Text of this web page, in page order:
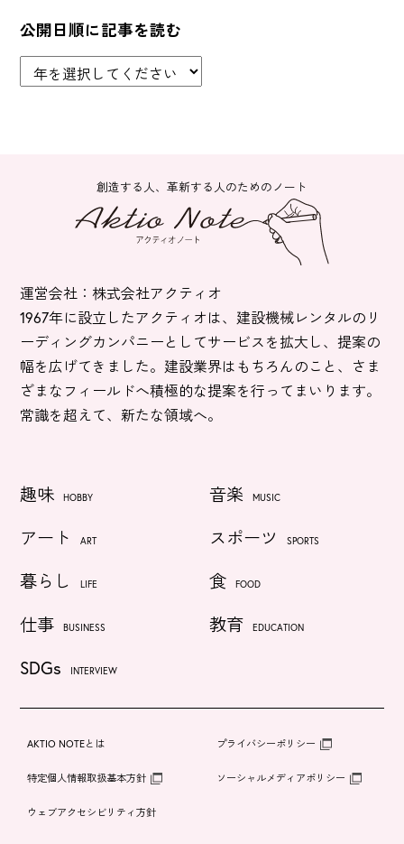
公開日順に記事を読む
創造する人、革新する人のためのノート
運営会社：株式会社アクティオ
1967年に設立したアクティオは、建設機械レンタルのリ
ーディングカンパニーとしてサービスを拡大し、提案の
幅を広げてきました。建設業界はもちろんのこと、さま
ざまなフィールドへ積極的な提案を行ってまいります。
常識を超えて、新たな領域へ。
趣味 HOBBY 音楽 MUSIC
アート ART スポーツ SPORTS
暮らし LIFE 食 FOOD
仕事 BUSINESS 教育 EDUCATION
SDGs INTERVIEW
AKTIO NOTEとは プライバシーポリシー
特定個人情報取扱基本方針 ソーシャルメディアポリシー
ウェブアクセシビリティ方針